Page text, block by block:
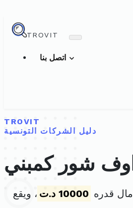
TROVIT
TROVIT
دليل الشركات التونسية
اوف شور كمبني
10000 د.ت
، ويقع